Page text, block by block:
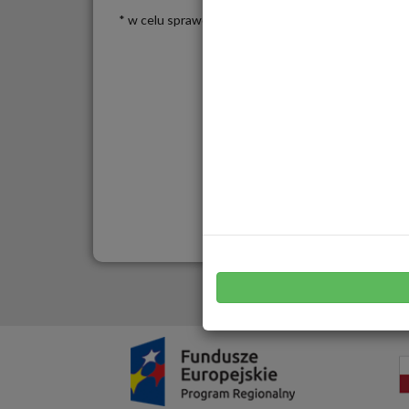
* w celu sprawdzeniu statusu sprawy należy podać